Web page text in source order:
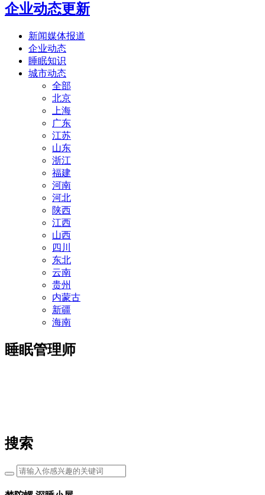
企业动态更新
新闻媒体报道
企业动态
睡眠知识
城市动态
全部
北京
上海
广东
江苏
山东
浙江
福建
河南
河北
陕西
江西
山西
四川
东北
云南
贵州
内蒙古
新疆
海南
睡眠管理师
搜索